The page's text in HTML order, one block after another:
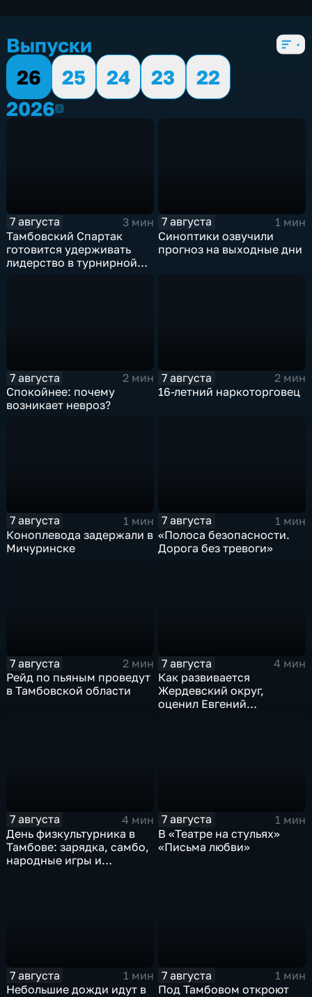
Выпуски
26
25 24 23
22
20262026
7 августа
3 мин
Тамбовский Спартак
готовится удерживать
лидерство в турнирной
7 августа
1 мин
Синоптики озвучили
прогноз на выходные дни
7 августа
2 мин
Спокойнее: почему
возникает невроз?
7 августа
2 мин
16-летний наркоторговец
7 августа
1 мин
Коноплевода задержали в
Мичуринске
7 августа
1 мин
«Полоса безопасности.
Дорога без тревоги»
7 августа
2 мин
Рейд по пьяным проведут
в Тамбовской области
7 августа
4 мин
Как развивается
Жердевский округ,
оценил Евгений
7 августа
4 мин
День физкультурника в
Тамбове: зарядка, самбо,
народные игры и
7 августа
1 мин
В «Театре на стульях»
«Письма любви»
7 августа
1 мин
Небольшие дожди идут в
7 августа
1 мин
Под Тамбовом откроют